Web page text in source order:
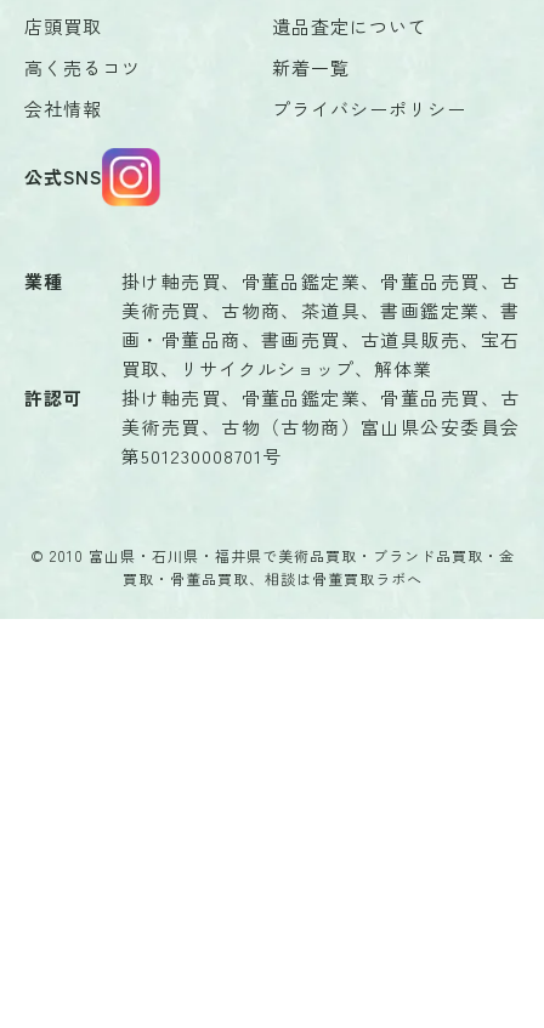
店頭買取
遺品査定について
高く売るコツ
新着一覧
会社情報
プライバシーポリシー
公式SNS
業種
掛け軸売買、骨董品鑑定業、骨董品売買、古
美術売買、古物商、茶道具、書画鑑定業、書
画・骨董品商、書画売買、古道具販売、宝石
買取、リサイクルショップ、解体業
許認可
掛け軸売買、骨董品鑑定業、骨董品売買、古
美術売買、古物（古物商）富山県公安委員会
第501230008701号
© 2010 富山県・石川県・福井県で美術品買取・ブランド品買取・金
買取・骨董品買取、相談は骨董買取ラボへ